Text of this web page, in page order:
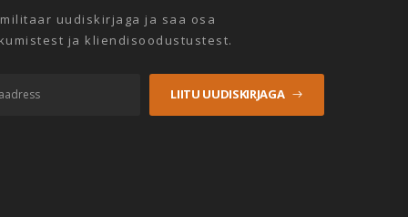
uudiskirjaga ja saa osa
ja kliendisoodustustest.
LIITU UUDISKIRJAGA